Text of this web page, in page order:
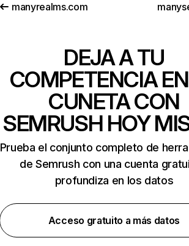
manyrealms.com
DEJA A TU
COMPETENCIA
CUNETA CON
SEMRUSH HOY
Prueba el conjunto completo de
de Semrush con una cuenta
profundiza en los datos
Acceso gratuito a más datos